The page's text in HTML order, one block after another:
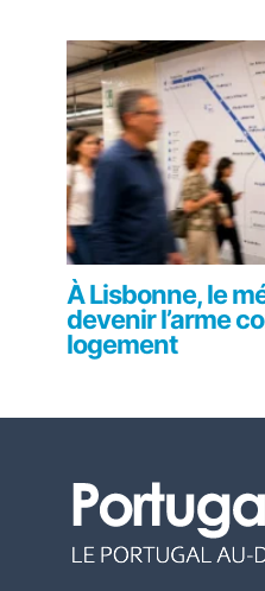
À Lisbonne, le
devenir l’arme
logement